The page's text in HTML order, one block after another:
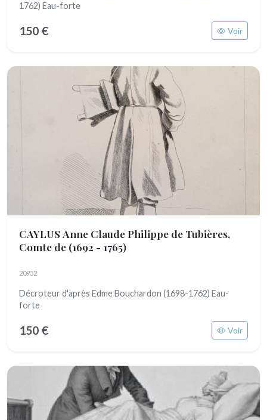
1762) Eau-forte
150 € Voir
CAYLUS Anne Claude Philippe de Tubières,
Comte de (1692 - 1765)
20932
Décroteur d'après Edme Bouchardon (1698-1762) Eau-
forte
150 € Voir